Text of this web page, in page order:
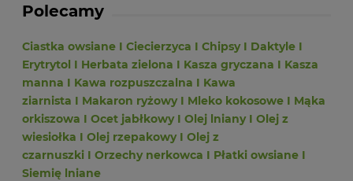
Polecamy
Ciastka owsiane I Ciecierzyca I ChipsyI Daktyle I
Erytrytol I Herbata zielona I Kasza gryczana I Kasza
manna I Kawa rozpuszczalna I Kawa
ziarnista I Makaron ryżowyI Mleko kokosowe I Mąka
orkiszowa I Ocet jabłkowyI Olej lnianyI Olej z
wiesiołka I Olej rzepakowyI Olej z
czarnuszki I Orzechy nerkowca I Płatki owsiane I
Siemię lniane